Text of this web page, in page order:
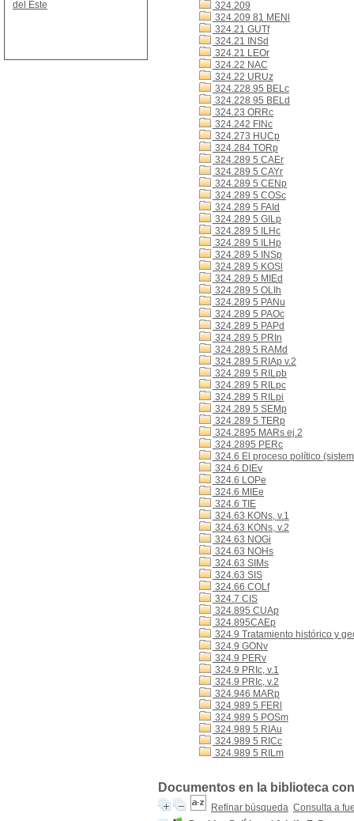
324.209
324.209 81 MENl
324.21 GUTf
324.21 INSd
324.21 LEOr
324.22 NAC
324.22 URUz
324.228 95 BELc
324.228 95 BELd
324.23 ORRc
324.242 FINc
324.273 HUCp
324.284 TORp
324.289 5 CAEr
324.289 5 CAYr
324.289 5 CENp
324.289 5 COSc
324.289 5 FAId
324.289 5 GILp
324.289 5 ILHc
324.289 5 ILHp
324.289 5 INSp
324.289 5 KOSl
324.289 5 MIEd
324.289 5 OLIh
324.289 5 PANu
324.289 5 PAOc
324.289 5 PAPd
324.289 5 PRIn
324.289 5 RAMd
324.289 5 RIAp v.2
324.289 5 RILpb
324.289 5 RILpc
324.289 5 RILpi
324.289 5 SEMp
324.289 5 TERp
324.2895 MARs ej.2
324.2895 PERc
324.6 El proceso político
324.6 DIEv
324.6 LOPe
324.6 MIEe
324.6 TIE
324.63 KONs, v.1
324.63 KONs, v.2
324.63 NOGi
324.63 NOHs
324.63 SIMs
324.63 SIS
324.66 COLf
324.7 CIS
324.895 CUAp
324.895CAEp
324.9 Tratamiento histórico y
324.9 GONv
324.9 PERv
324.9 PRIc, v.1
324.9 PRIc, v.2
324.946 MARp
324.989 5 FERl
324.989 5 POSm
324.989 5 RIAu
324.989 5 RICc
324.989 5 RILm
Documentos en la biblioteca
Refinar búsqueda Consulta a
del Este